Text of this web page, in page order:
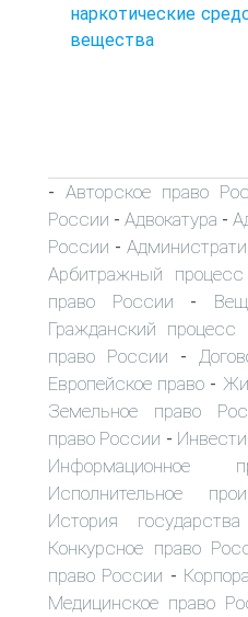
наркотические
вещества
- Авторское право
России - Адвокатура -
России -
Арбитражный
право России -
Гражданский процесс
право России -
Европейское право -
Земельное право
право России -
Информационное
Исполнительное
История
Конкурсное право
право России -
Медицинское право